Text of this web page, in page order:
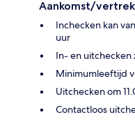
Aankomst/vertrek
Inchecken kan
uur
In- en
Minimumleeftijd
Uitchecken om
Contactloos